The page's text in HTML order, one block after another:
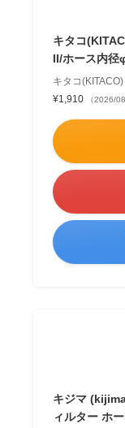
キタコ
II/ホース内径
キタコ(KITACO)
¥1,910
（2026/
キジマ
ィルター ホ